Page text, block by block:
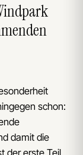
schon:
damit die